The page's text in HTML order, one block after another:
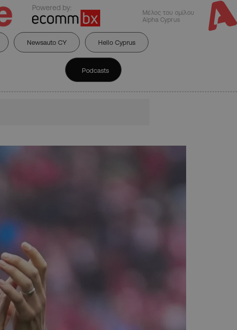
Powered by:
Μέλος του ομίλου
Alpha Cyprus
Newsauto CY Hello Cyprus
Podcasts